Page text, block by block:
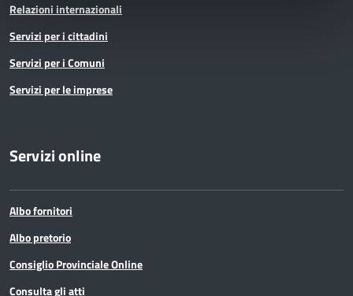
Relazioni internazionali
Servizi per i cittadini
Servizi per i Comuni
Servizi per le imprese
Servizi online
Albo fornitori
Albo pretorio
Consiglio Provinciale Online
Consulta gli atti